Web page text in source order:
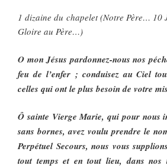
1 dizaine du chapelet (Notre Père…
Gloire au Père…)
O mon Jésus pardonnez-nous nos
feu de l’enfer ; conduisez au Ciel
celles qui ont le plus besoin de votre
Ô sainte Vierge Marie, qui pour nous
sans bornes, avez voulu prendre le
Perpétuel Secours, nous vous
tout temps et en tout lieu, dans nos